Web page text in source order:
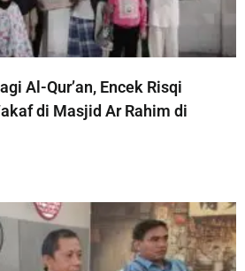
Al-Qur’an, Encek Risqi
di Masjid Ar Rahim di